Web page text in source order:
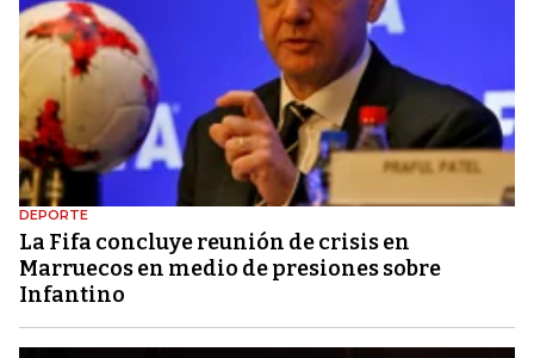
DEPORTE
La Fifa concluye reunión de crisis en
Marruecos en medio de presiones sobre
Infantino